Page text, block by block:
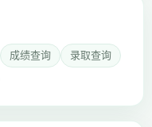
成绩查询
录取查询